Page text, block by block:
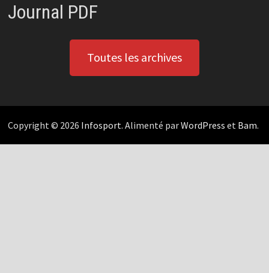
Journal PDF
Toutes les archives
Copyright © 2026 Infosport. Alimenté parWordPress et Bam.